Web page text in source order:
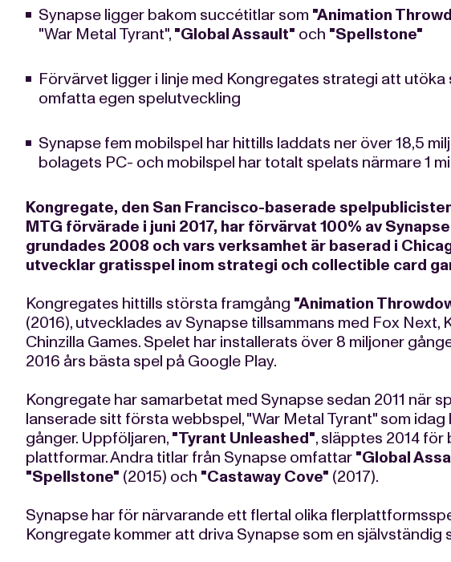
Synapse ligger bakom succétitlar som "Animation
"War Metal Tyrant", "Global Assault" och "Spellstone"
Förvärvet ligger i linje med Kongregates strategi att utöka
omfatta egen spelutveckling
Synapse fem mobilspel har hittills laddats ner över 18,5
bolagets PC- och mobilspel har totalt spelats närmare 1
Kongregate, den San Francisco-baserade
MTG förvärade i juni 2017, har förvärvat 100% av
grundades 2008 och vars verksamhet är baserad i
utvecklar gratisspel inom strategi och collectible card
Kongregates hittills största framgång "Animation
(2016), utvecklades av Synapse tillsammans med Fox Next,
Chinzilla Games. Spelet har installerats över 8 miljoner
2016 års bästa spel på Google Play.
Kongregate har samarbetat med Synapse sedan 2011 när
lanserade sitt första webbspel, "War Metal Tyrant" som idag
gånger. Uppföljaren, "Tyrant Unleashed", släpptes 2014
plattformar. Andra titlar från Synapse omfattar "Global
"Spellstone" (2015) och "Castaway Cove" (2017).
Synapse har för närvarande ett flertal olika
Kongregate kommer att driva Synapse som en självständig